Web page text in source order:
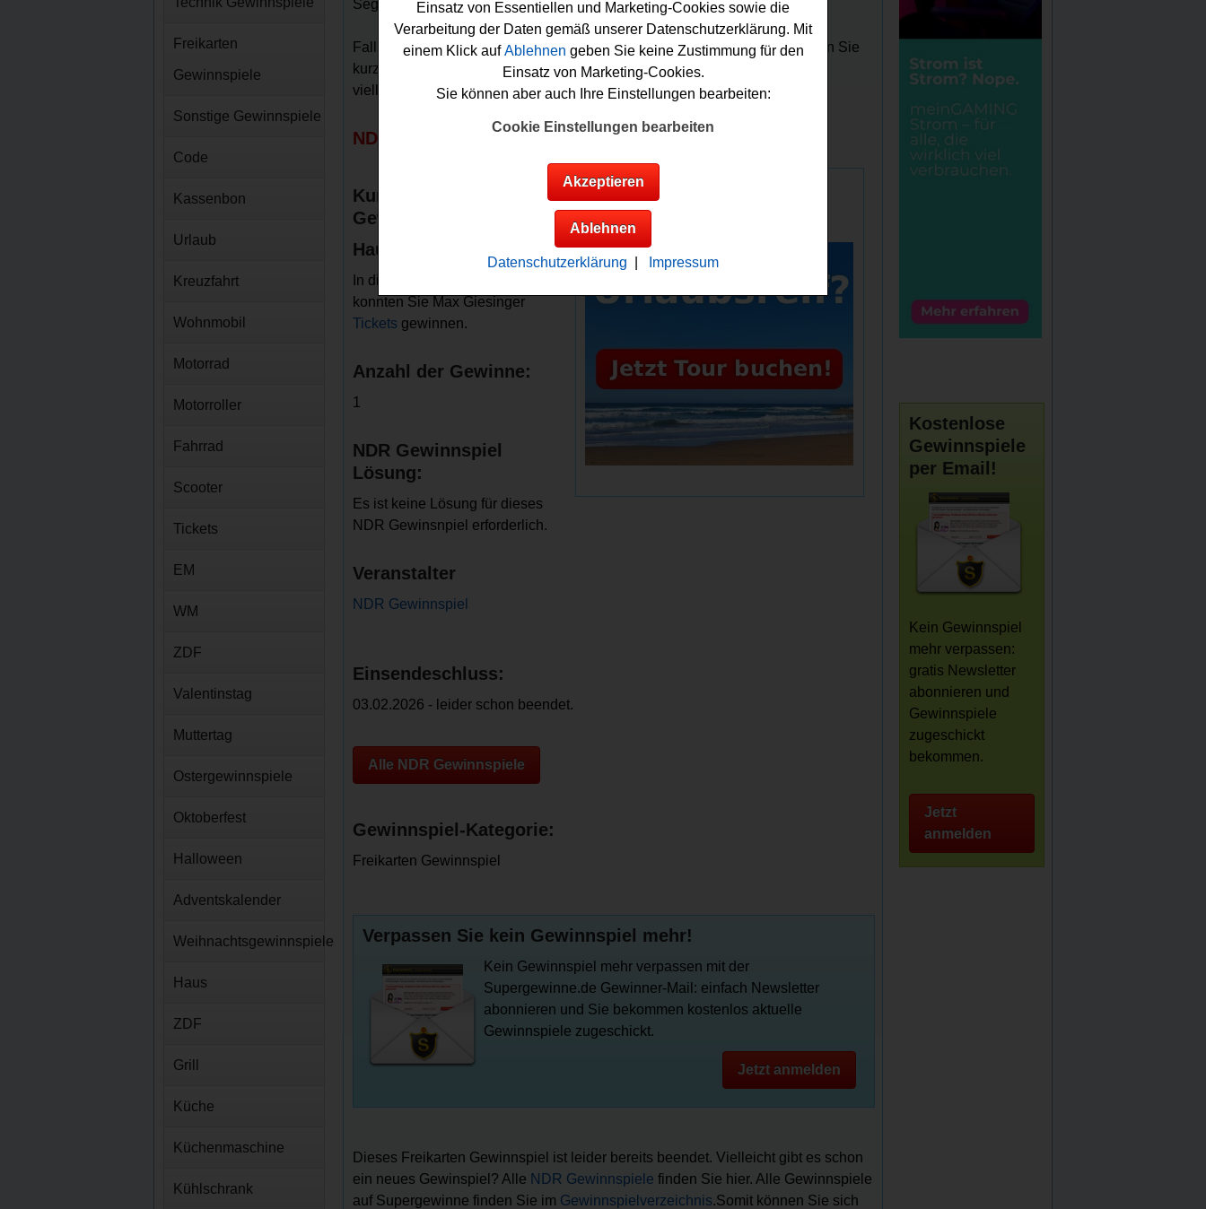
Segeberg. Mit etwas Glück können Sie diese Tickets gewinnen.
Falls Sie an dem NDR Gewinnspiel kostenlos teilnehmen möchten, müssen Sie
kurz das Formular ausfüllen. Dann nur noch kräftig die Daumen drücken -
vielleicht werden Sie ja als Gewinner ausgelost? Viel Glück!
NDR verlost Max Giesinger Tickets
Anzeige:
Kurz-Infos zum NDR
Gewinnspiel
Hauptgewinne:
In diesem NDR Gewinnspiel
konnten Sie Max Giesinger
Tickets gewinnen.
Anzahl der Gewinne:
1
NDR Gewinnspiel
Lösung:
Es ist keine Lösung für dieses
NDR Gewinsnpiel erforderlich.
Veranstalter
NDR Gewinnspiel
Einsendeschluss:
03.02.2026 - leider schon beendet.
Alle NDR Gewinnspiele
Gewinnspiel-Kategorie:
Freikarten Gewinnspiel
Verpassen Sie kein Gewinnspiel mehr!
Kein Gewinnspiel mehr verpassen mit der
Supergewinne.de Gewinner-Mail: einfach Newsletter
abonnieren und Sie bekommen kostenlos aktuelle
Gewinnspiele zugeschickt.
Jetzt anmelden
Dieses Freikarten Gewinnspiel ist leider bereits beendet. Vielleicht gibt es schon
ein neues Gewinspiel? Alle NDR Gewinnspiele finden Sie hier. Alle Gewinnspiele
auf Supergewinne finden Sie im Gewinnspielverzeichnis.Somit können Sie sich
Freikarten
Gewinnspiele
Sonstige Gewinnspiele
Code
Kassenbon
Urlaub
Kreuzfahrt
Wohnmobil
Motorrad
Motorroller
Fahrrad
Scooter
Tickets
EM
WM
ZDF
Valentinstag
Muttertag
Ostergewinnspiele
Oktoberfest
Halloween
Adventskalender
Weihnachtsgewinnspiele
Haus
ZDF
Grill
Küche
Küchenmaschine
Kühlschrank
Kostenlose
Gewinnspiele
per Email!
Kein Gewinnspiel
mehr verpassen:
gratis Newsletter
abonnieren und
Gewinnspiele
zugeschickt
bekommen.
Jetzt
anmelden
Einsatz von Essentiellen und Marketing-Cookies sowie die
Verarbeitung der Daten gemäß unserer Datenschutzerklärung. Mit
einem Klick aufAblehnen geben Sie keine Zustimmung für den
Einsatz von Marketing-Cookies.
Sie können aber auch Ihre Einstellungen bearbeiten:
Cookie Einstellungen bearbeiten
Akzeptieren
Ablehnen
Datenschutzerklärung Impressum